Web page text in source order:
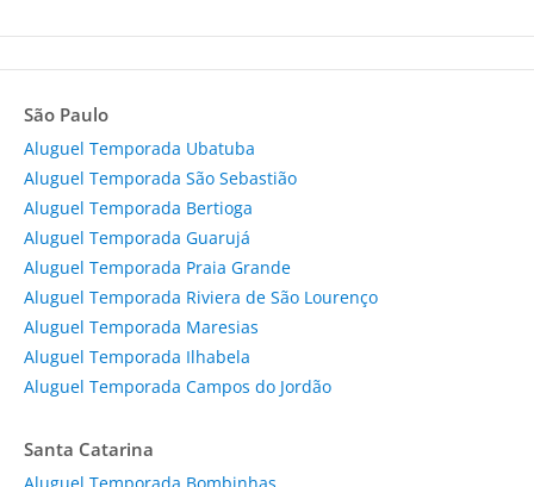
São Paulo
Aluguel Temporada Ubatuba
Aluguel Temporada São Sebastião
Aluguel Temporada Bertioga
Aluguel Temporada Guarujá
Aluguel Temporada Praia Grande
Aluguel Temporada Riviera de São Lourenço
Aluguel Temporada Maresias
Aluguel Temporada Ilhabela
Aluguel Temporada Campos do Jordão
Santa Catarina